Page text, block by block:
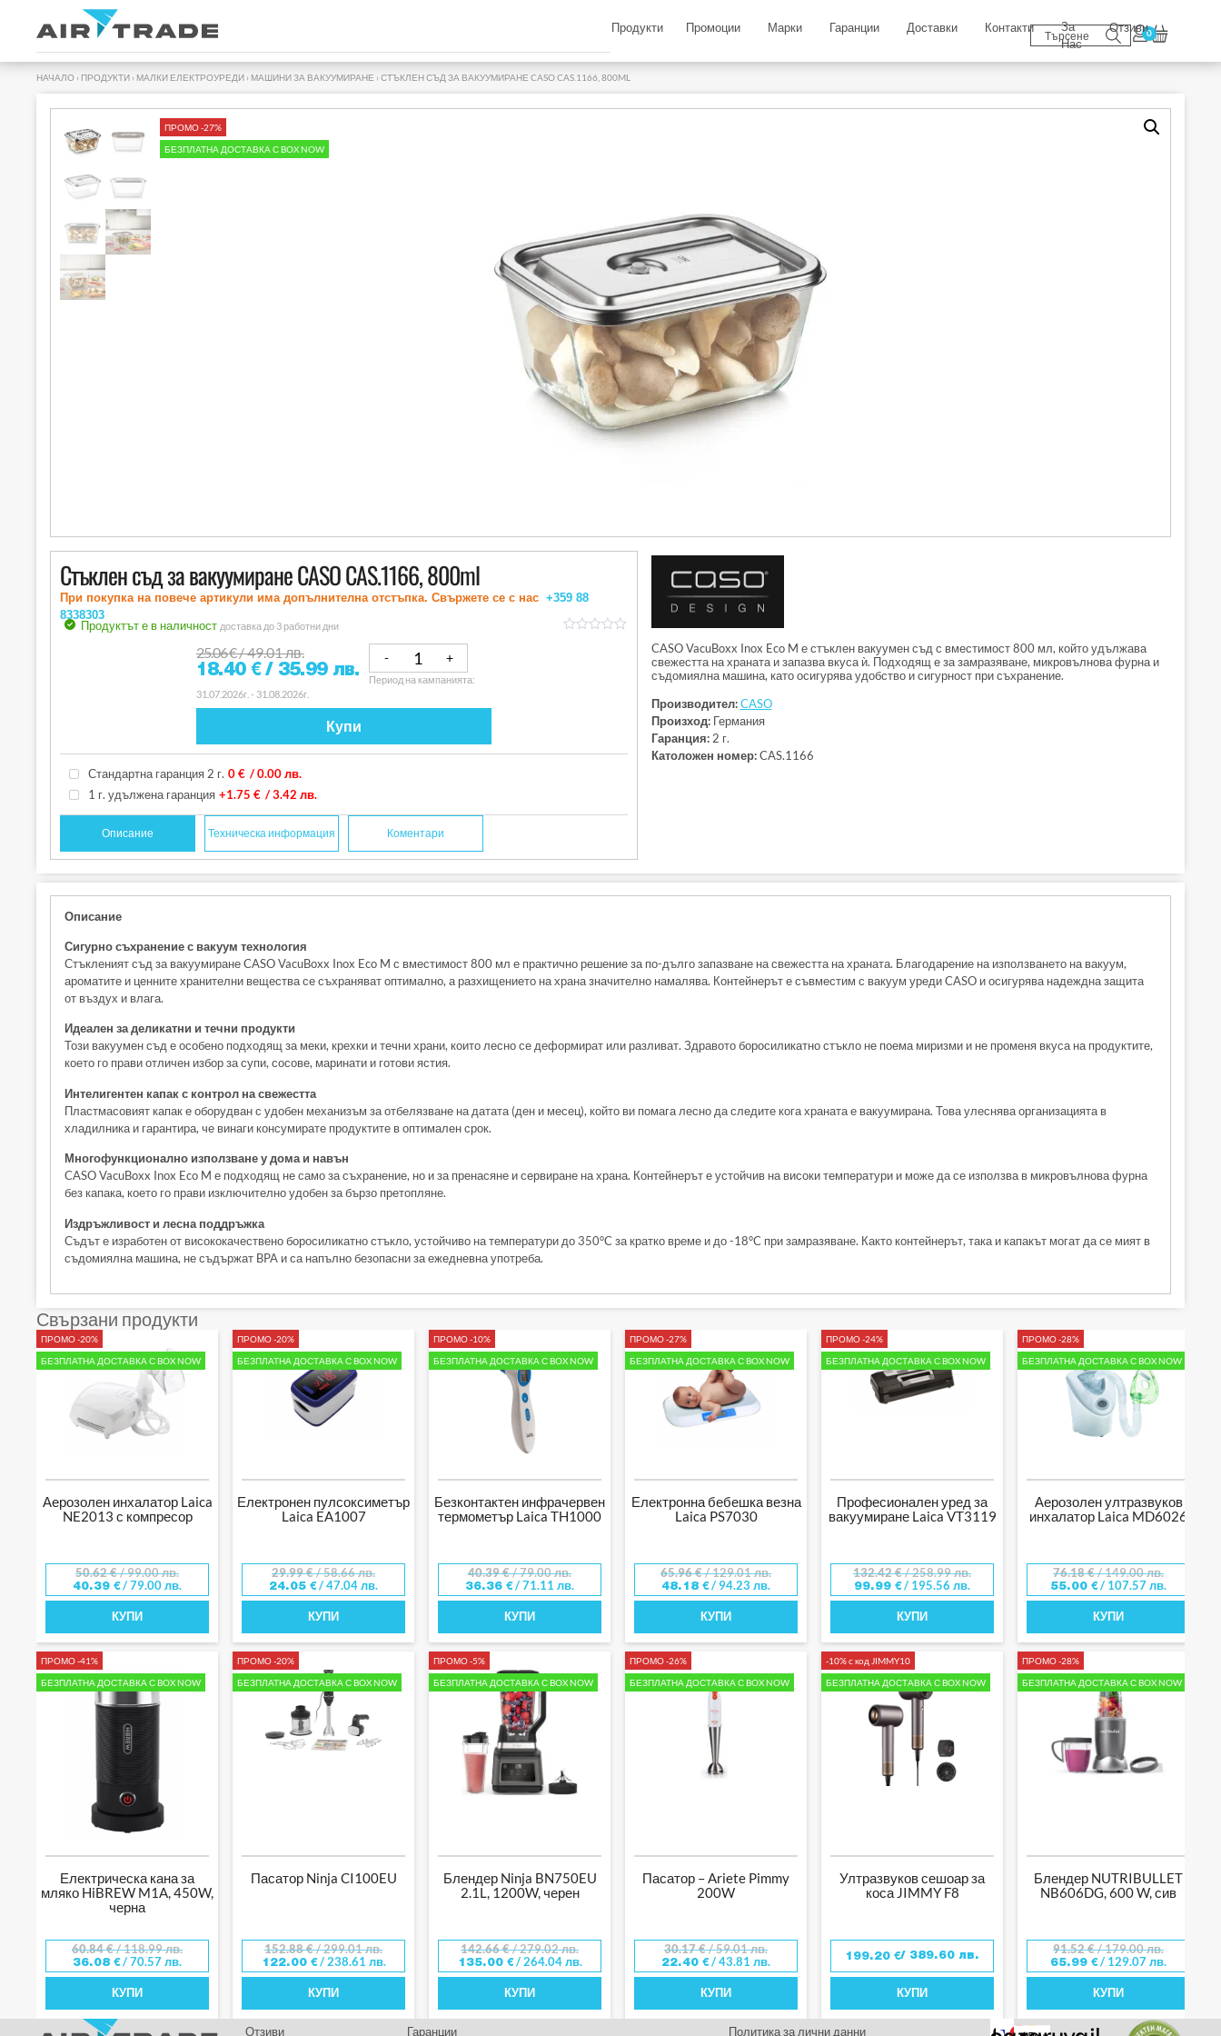
Продукти Промоции Марки Гаранции Доставки Контакти
За
Нас
Отзиви0
НАЧАЛО › ПРОДУКТИ › МАЛКИ ЕЛЕКТРОУРЕДИ › МАШИНИ ЗА ВАКУУМИРАНЕ ›СТЪКЛЕН СЪД ЗА ВАКУУМИРАНЕ CASO CAS.1166, 800ML
ПРОМО -27%
БЕЗПЛАТНА ДОСТАВКА С BOX NOW
Стъклен съд за вакуумиране CASO CAS.1166, 800ml
При покупка на повече артикули има допълнителна отстъпка. Свържете се с нас +359 88
8338303
Продуктът е в наличност доставка до 3 работни дни
25.06€/ 49.01 лв.
18.40 €/ 35.99 лв.
Период на кампанията:
31.07.2026г. - 31.08.2026г.
Купи
Стандартна гаранция 2 г. 0 € / 0.00 лв.
1 г. удължена гаранция +1.75 € / 3.42 лв.
Описание Техническа информация Коментари
CASO VacuBoxx Inox Eco M е стъклен вакуумен съд с вместимост 800 мл, който удължава
свежестта на храната и запазва вкуса ѝ. Подходящ е за замразяване, микровълнова фурна и
съдомиялна машина, като осигурява удобство и сигурност при съхранение.
Производител: CASO
Произход:Германия
Гаранция:2 г.
Католожен номер:CAS.1166
Описание
Сигурно съхранение с вакуум технология
Стъкленият съд за вакуумиране CASO VacuBoxx Inox Eco M с вместимост 800 мл е практично решение за по-дълго запазване на свежестта на храната. Благодарение на използването на вакуум,
ароматите и ценните хранителни вещества се съхраняват оптимално, а разхищението на храна значително намалява. Контейнерът е съвместим с вакуум уреди CASO и осигурява надеждна защита
от въздух и влага.
Идеален за деликатни и течни продукти
Този вакуумен съд е особено подходящ за меки, крехки и течни храни, които лесно се деформират или разливат. Здравото боросиликатно стъкло не поема миризми и не променя вкуса на продуктите,
което го прави отличен избор за супи, сосове, маринати и готови ястия.
Интелигентен капак с контрол на свежестта
Пластмасовият капак е оборудван с удобен механизъм за отбелязване на датата (ден и месец), който ви помага лесно да следите кога храната е вакуумирана. Това улеснява организацията в
хладилника и гарантира, че винаги консумирате продуктите в оптимален срок.
Многофункционално използване у дома и навън
CASO VacuBoxx Inox Eco M е подходящ не само за съхранение, но и за пренасяне и сервиране на храна. Контейнерът е устойчив на високи температури и може да се използва в микровълнова фурна
без капака, което го прави изключително удобен за бързо претопляне.
Издръжливост и лесна поддръжка
Съдът е изработен от висококачествено боросиликатно стъкло, устойчиво на температури до 350°C за кратко време и до -18°C при замразяване. Както контейнерът, така и капакът могат да се мият в
съдомиялна машина, не съдържат BPA и са напълно безопасни за ежедневна употреба.
Свързани продукти
ПРОМО -20%
БЕЗПЛАТНА ДОСТАВКА С BOX NOW
Аерозолен инхалатор Laica
NE2013 с компресор
50.62€/ 99.00 лв.
40.39 €/ 79.00 лв.
КУПИ
ПРОМО -20%
БЕЗПЛАТНА ДОСТАВКА С BOX NOW
Електронен пулсоксиметър
Laica EA1007
29.99€/ 58.66 лв.
24.05 €/ 47.04 лв.
КУПИ
ПРОМО -10%
БЕЗПЛАТНА ДОСТАВКА С BOX NOW
Безконтактен инфрачервен
термометър Laica TH1000
40.39€/ 79.00 лв.
36.36 €/ 71.11 лв.
КУПИ
ПРОМО -27%
БЕЗПЛАТНА ДОСТАВКА С BOX NOW
Електронна бебешка везна
Laica PS7030
65.96€/ 129.01 лв.
48.18 €/ 94.23 лв.
КУПИ
ПРОМО -24%
БЕЗПЛАТНА ДОСТАВКА С BOX NOW
Професионален уред за
вакуумиране Laica VT3119
132.42€/ 258.99 лв.
99.99 €/ 195.56 лв.
КУПИ
ПРОМО -28%
БЕЗПЛАТНА ДОСТАВКА С BOX NOW
Аерозолен ултразвуков
инхалатор Laica MD6026
76.18€/ 149.00 лв.
55.00 €/ 107.57 лв.
КУПИ
ПРОМО -41%
БЕЗПЛАТНА ДОСТАВКА С BOX NOW
Електрическа кана за
мляко HiBREW M1A, 450W,
черна
60.84€/ 118.99 лв.
36.08 €/ 70.57 лв.
КУПИ
ПРОМО -20%
БЕЗПЛАТНА ДОСТАВКА С BOX NOW
Пасатор Ninja CI100EU
152.88€/ 299.01 лв.
122.00 €/ 238.61 лв.
КУПИ
ПРОМО -5%
БЕЗПЛАТНА ДОСТАВКА С BOX NOW
Блендер Ninja BN750EU
2.1L, 1200W, черен
142.66€/ 279.02 лв.
135.00 €/ 264.04 лв.
КУПИ
ПРОМО -26%
БЕЗПЛАТНА ДОСТАВКА С BOX NOW
Пасатор – Ariete Pimmy
200W
30.17€/ 59.01 лв.
22.40 €/ 43.81 лв.
КУПИ
-10% с код JIMMY10
БЕЗПЛАТНА ДОСТАВКА С BOX NOW
Ултразвуков сешоар за
коса JIMMY F8
199.20 €/ 389.60 лв.
КУПИ
ПРОМО -28%
БЕЗПЛАТНА ДОСТАВКА С BOX NOW
Блендер NUTRIBULLET
NB606DG, 600 W, сив
91.52€/ 179.00 лв.
65.99 €/ 129.07 лв.
КУПИ
Отзиви Гаранции Политика за лични данни